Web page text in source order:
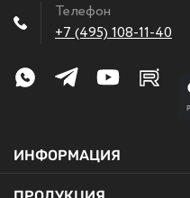
Телефон
+7 (495) 108-11-40
ИНФОРМАЦИЯ